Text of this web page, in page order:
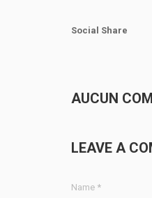
Social Share
AUCUN
LEAVE A
Name *